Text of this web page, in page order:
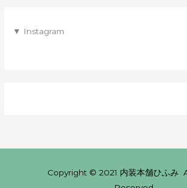
▼ Instagram
Copyright © 2021 内装本舗ひふみ